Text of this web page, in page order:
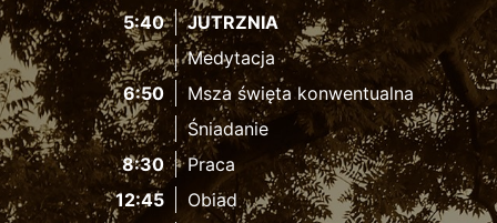
5:40
JUTRZNIA
Medytacja
6:50
Msza święta konwentualna
Śniadanie
8:30
Praca
12:45
Obiad